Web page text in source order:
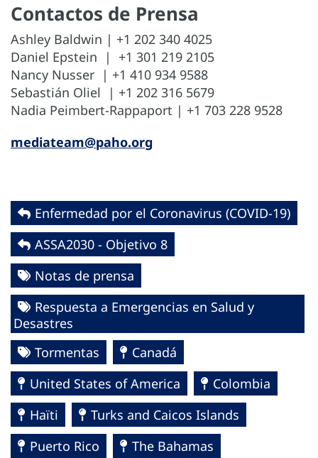
Contactos de Prensa
Ashley Baldwin | +1 202 340 4025
Daniel Epstein | +1 301 219 2105
Nancy Nusser | +1 410 934 9588
Sebastián Oliel | +1 202 316 5679
Nadia Peimbert-Rappaport | +1 703 228 9528
mediateam@paho.org
Enfermedad por el Coronavirus ‎‎(COVID-19)‎
ASSA2030 - Objetivo 8
Notas de prensa
Respuesta a Emergencias en Salud y
Desastres
Tormentas
Canadá
United States of America
Colombia
Haïti
Turks and Caicos Islands
Puerto Rico
The Bahamas